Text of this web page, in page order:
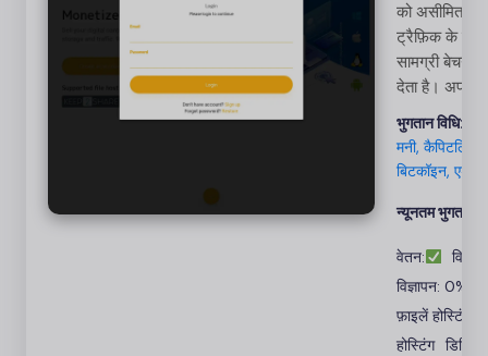
को असीमित
ट्रैफ़िक के
सामग्री बेचने
देता है।
और फ़ाइल
कुशलतापूर्वक
प्रक्रिया को
75% तक
भुगतान विधि:
मनी, कैपिटलिस,
बिटकॉइन,
न्यूनतम भुगतान:
वेतन:
विज्ञापन: 0%
फ़ाइलें होस्टिंग
होस्टिंग